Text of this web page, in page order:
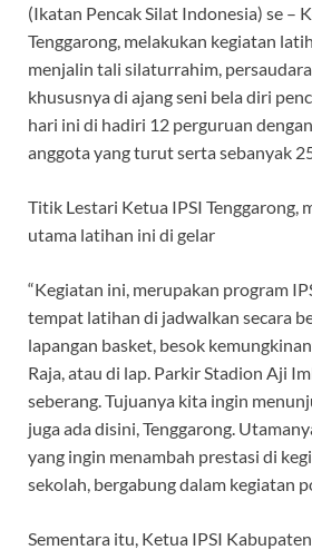
(Ikatan Pencak Silat Indonesia) se –
Tenggarong, melakukan kegiatan
menjalin tali silaturrahim,
khususnya di ajang seni bela diri
hari ini di hadiri 12 perguruan
anggota yang turut serta sebanyak
Titik Lestari Ketua IPSI Tenggarong,
utama latihan ini di gelar
“Kegiatan ini, merupakan program
tempat latihan di jadwalkan secara
lapangan basket, besok
Raja, atau di lap. Parkir Stadion Aji
seberang. Tujuanya kita ingin
juga ada disini, Tenggarong.
yang ingin menambah prestasi di
sekolah, bergabung dalam kegiatan
Sementara itu, Ketua IPSI